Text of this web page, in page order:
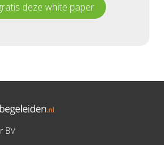
deze white paper
BV